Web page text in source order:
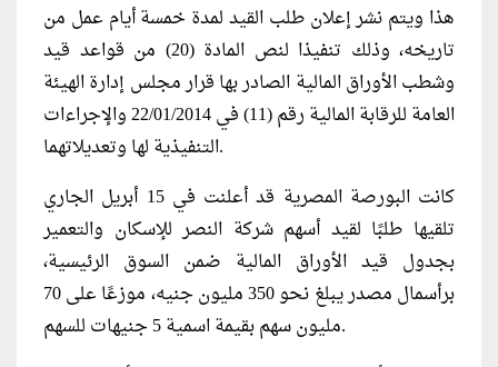
هذا ويتم نشر إعلان طلب القيد لمدة خمسة أيام عمل من
تاريخه، وذلك تنفيذا لنص المادة (20) من قواعد قيد
وشطب الأوراق المالية الصادر بها قرار مجلس إدارة الهيئة
العامة للرقابة المالية رقم (11) في 22/01/2014 والإجراءات
التنفيذية لها وتعديلاتهما.
كانت البورصة المصرية قد أعلنت في 15 أبريل الجاري
تلقيها طلبًا لقيد أسهم شركة النصر للإسكان والتعمير
بجدول قيد الأوراق المالية ضمن السوق الرئيسية،
برأسمال مصدر يبلغ نحو 350 مليون جنيه، موزعًا على 70
مليون سهم بقيمة اسمية 5 جنيهات للسهم.